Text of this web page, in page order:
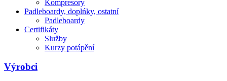
Kompresory
Padleboardy, doplńky, ostatní
Padleboardy
Certifikáty
Služby
Kurzy potápění
Výrobci